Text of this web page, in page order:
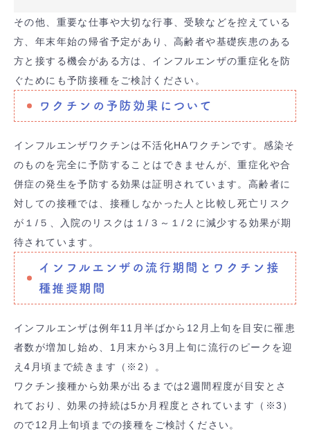
その他、重要な仕事や大切な行事、受験などを控えている
方、年末年始の帰省予定があり、高齢者や基礎疾患のある
方と接する機会がある方は、インフルエンザの重症化を防
ぐためにも予防接種をご検討ください。
ワクチンの予防効果について
インフルエンザワクチンは不活化HAワクチンです。感染そ
のものを完全に予防することはできませんが、重症化や合
併症の発生を予防する効果は証明されています。高齢者に
対しての接種では、接種しなかった人と比較し死亡リスク
が１/５、入院のリスクは１/３～１/２に減少する効果が期
待されています。
インフルエンザの流行期間とワクチン接
種推奨期間
インフルエンザは例年11月半ばから12月上旬を目安に罹患
者数が増加し始め、1月末から3月上旬に流行のピークを迎
え4月頃まで続きます（※2）。
ワクチン接種から効果が出るまでは2週間程度が目安とさ
れており、効果の持続は5か月程度とされています（※3）
ので12月上旬頃までの接種をご検討ください。